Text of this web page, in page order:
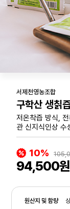
서제천영농조합
구학산 생
저온착즙 방식,
관 신지식인상 수
10%
94,500원
원산지 및 함량